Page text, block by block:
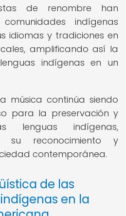
de renombre han
indígenas
idiomas y tradiciones en
amplificando así la
indígenas en un
música continúa siendo
para la preservación y
lenguas indígenas,
su reconocimiento y
contemporánea.
de las
en la